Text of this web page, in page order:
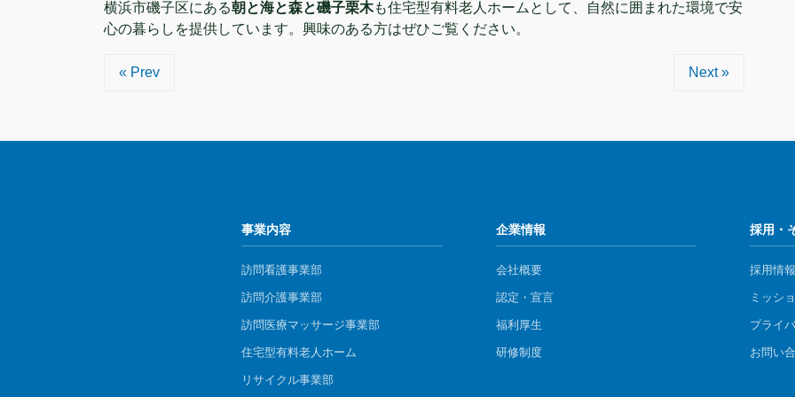
横浜市磯子区にある朝と海と森と磯子栗木も住宅型有料老人ホームとして、自然に囲まれた環境で安
心の暮らしを提供しています。興味のある方はぜひご覧ください。
« Prev Next »
事業内容
訪問看護事業部
訪問介護事業部
​訪問医療マッサージ事業部
住宅型有料老人ホーム
リサイクル事業部
企業情報
会社概要
認定・宣言
福利厚生
研修制度
採用・
採用情報
ミッシ
プライ
お問い